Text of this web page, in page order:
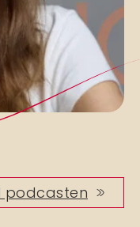
podcasten